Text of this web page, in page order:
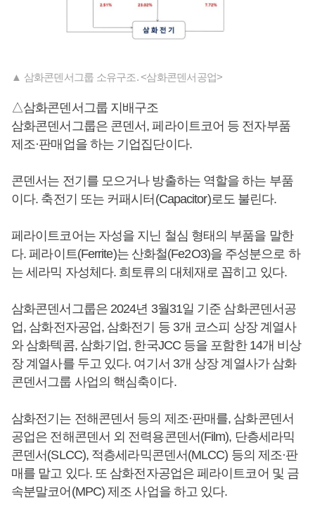
▲ 삼화콘덴서그룹 소유구조. <삼화콘덴서공업>
△삼화콘덴서그룹 지배구조
삼화콘덴서그룹은 콘덴서, 페라이트코어 등 전자부품
제조·판매업을 하는 기업집단이다.
콘덴서는 전기를 모으거나 방출하는 역할을 하는 부품
이다. 축전기 또는 커패시터(Capacitor)로도 불린다.
페라이트코어는 자성을 지닌 철심 형태의 부품을 말한
다. 페라이트(Ferrite)는 산화철(Fe2O3)을 주성분으로 하
는 세라믹 자성체다. 희토류의 대체재로 꼽히고 있다.
삼화콘덴서그룹은 2024년 3월31일 기준 삼화콘덴서공
업, 삼화전자공업, 삼화전기 등 3개 코스피 상장 계열사
와 삼화텍콤, 삼화기업, 한국JCC 등을 포함한 14개 비상
장 계열사를 두고 있다. 여기서 3개 상장 계열사가 삼화
콘덴서그룹 사업의 핵심축이다.
삼화전기는 전해콘덴서 등의 제조·판매를, 삼화콘덴서
공업은 전해콘덴서 외 전력용콘덴서(Film), 단층세라믹
콘덴서(SLCC), 적층세라믹콘덴서(MLCC) 등의 제조·판
매를 맡고 있다. 또 삼화전자공업은 페라이트코어 및 금
속분말코어(MPC) 제조 사업을 하고 있다.